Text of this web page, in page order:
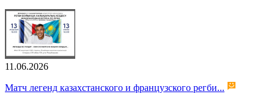
11.06.2026
Матч легенд казахстанского и французского регби...